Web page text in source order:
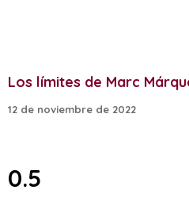
Los límites de Marc
12 de noviembre de 2022